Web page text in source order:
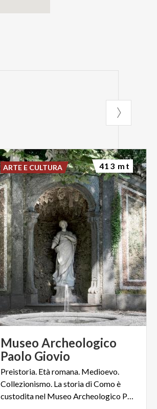
Museo Archeologico
Paolo Giovio
Preistoria. Età romana. Medioevo.
Collezionismo. La storia di Como è
custodita nel Museo Archeologico Paolo Giovio
ARTE E CULTURA 413 mt